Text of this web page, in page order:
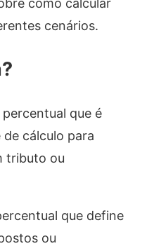
como calcular
cenários.
que é
cálculo para
tributo ou
que define
ou